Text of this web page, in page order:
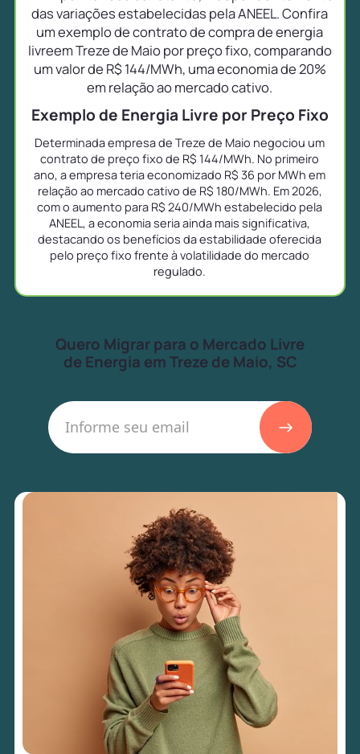
das variações estabelecidas pela ANEEL. Confira
um exemplo de contrato de compra de energia
livreem Treze de Maio por preço fixo, comparando
um valor de R$ 144/MWh, uma economia de 20%
em relação ao mercado cativo.
Exemplo de Energia Livre por Preço Fixo
Determinada empresa de Treze de Maio negociou um
contrato de preço fixo de R$ 144/MWh. No primeiro
ano, a empresa teria economizado R$ 36 por MWh em
relação ao mercado cativo de R$ 180/MWh. Em 2026,
com o aumento para R$ 240/MWh estabelecido pela
ANEEL, a economia seria ainda mais significativa,
destacando os benefícios da estabilidade oferecida
pelo preço fixo frente à volatilidade do mercado
regulado.
Quero Migrar para o Mercado Livre
de Energia em Treze de Maio, SC